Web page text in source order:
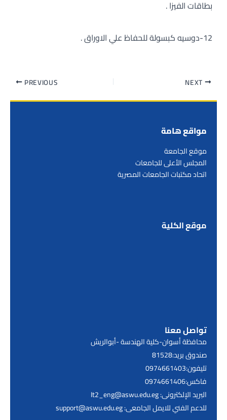
بطاقات الفيزا .
12-دوسيه كبسولة للحفاظ علي الاوراق .
PREVIOUS NEXT
مواقع هامة
موقع الجامعة
المجلس الأعلى للجامعات
اتحاد مكتبات الجامعات المصرية
موقع الكلية
تواصل معنا
محافظة أسوان-كلية الهندسة -أبوالريش
صندوق بريد:81528
تليفون:0974661403
فاكس:0974661406
البريد الإلكترونى: It2_eng@aswu.edu.eg
للدعم الفني للايمل الجامعى: support@aswu.edu.eg